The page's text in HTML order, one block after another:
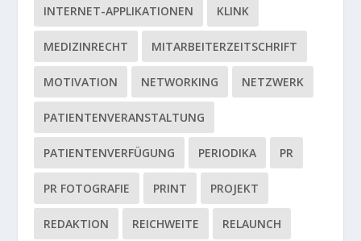
INTERNET-APPLIKATIONEN KLINK
MEDIZINRECHT MITARBEITERZEITSCHRIFT
MOTIVATION NETWORKING NETZWERK
PATIENTENVERANSTALTUNG
PATIENTENVERFÜGUNG PERIODIKA PR
PR FOTOGRAFIE PRINT PROJEKT
REDAKTION REICHWEITE RELAUNCH